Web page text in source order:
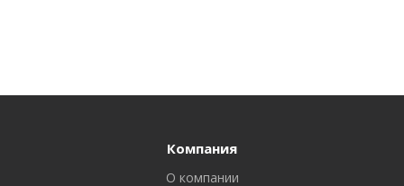
Компания
О компании